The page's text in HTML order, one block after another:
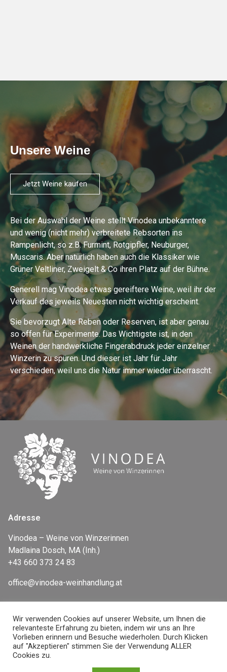
Unsere Weine
Jetzt Weine kaufen
Bei der Auswahl der Weine stellt Vinodea unbekanntere
und wenig (nicht mehr) verbreitete Rebsorten ins
Rampenlicht, so z.B. Furmint, Rotgipfler, Neuburger,
Muscaris. Aber natürlich haben auch die Klassiker wie
Grüner Veltliner, Zweigelt & Co ihren Platz auf der Bühne.
Generell mag Vinodea etwas gereiftere Weine, weil ihr der
Verkauf des jeweils Neuesten nicht wichtig erscheint.
Sie bevorzugt Alte Reben oder Reserven, ist aber genau
so offen für Experimente. Das Wichtigste ist, in den
Weinen der handwerkliche Fingerabdruck jeder einzelner
Winzerin zu spüren. Und dieser ist Jahr für Jahr
verschieden, weil uns die Natur immer wieder überrascht.
Adresse
Vinodea – Weine von Winzerinnen
Madlaina Dosch, MA (Inh.)
+43 660 373 24 83
office@vinodea-weinhandlung.at
Newsletter
Wir verwenden Cookies auf unserer Website, um Ihnen die
relevanteste Erfahrung zu bieten, indem wir uns an Ihre
Vorlieben erinnern und Besuche wiederholen. Durch Klicken
auf "Akzeptieren" stimmen Sie der Verwendung ALLER
Cookies zu.